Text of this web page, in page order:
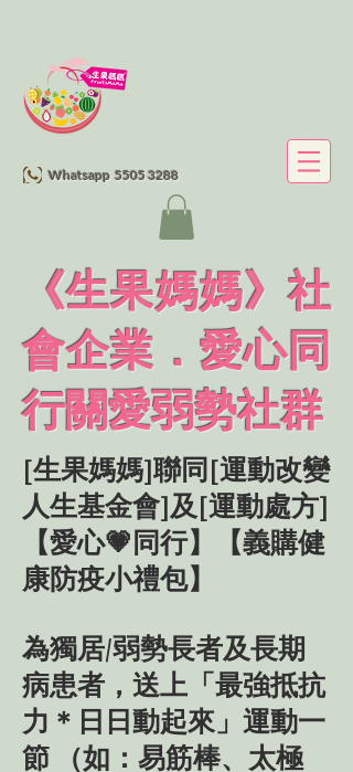
Whatsapp 5505 3288
《生果媽媽》社
會企業．愛心同
行關愛弱勢社群
[生果媽媽]聯同[運動改變
人生基金會]及[運動處方]
【愛心💗同行】【義購健
康防疫小禮包】
為獨居/弱勢長者及長期
病患者，送上「最強抵抗
力＊日日動起來」運動一
節 （如：易筋棒、太極